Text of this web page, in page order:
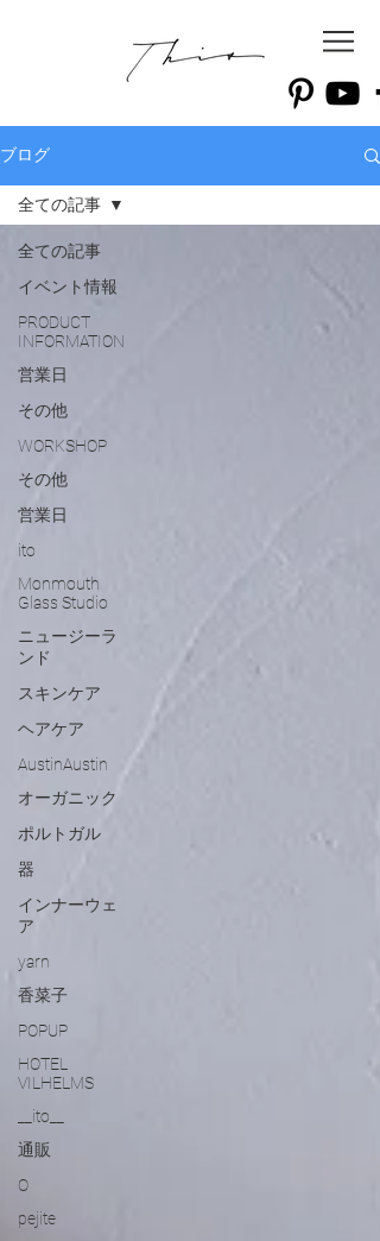
ブログ
全ての記事
イベント情報
PRODUCT
INFORMATION
営業日
その他
WORKSHOP
その他
営業日
ito
Monmouth
Glass Studio
ニュージーラ
ンド
スキンケア
ヘアケア
AustinAustin
オーガニック
ポルトガル
器
インナーウェ
ア
yarn
香菜子
POPUP
HOTEL
VILHELMS
__ito__
通販
O
pejite
全ての記事